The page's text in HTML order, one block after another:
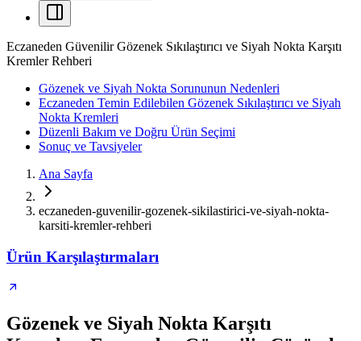
Eczaneden Güvenilir Gözenek Sıkılaştırıcı ve Siyah Nokta Karşıtı
Kremler Rehberi
Gözenek ve Siyah Nokta Sorununun Nedenleri
Eczaneden Temin Edilebilen Gözenek Sıkılaştırıcı ve Siyah
Nokta Kremleri
Düzenli Bakım ve Doğru Ürün Seçimi
Sonuç ve Tavsiyeler
Ana Sayfa
eczaneden-guvenilir-gozenek-sikilastirici-ve-siyah-nokta-
karsiti-kremler-rehberi
Ürün Karşılaştırmaları
Gözenek ve Siyah Nokta Karşıtı